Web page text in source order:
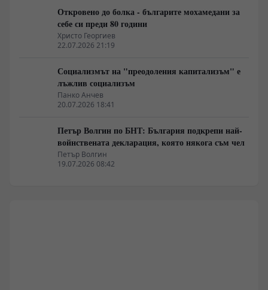
Откровено до болка - българите мохамедани за
себе си преди 80 години
Христо Георгиев
22.07.2026 21:19
Социализмът на "преодоления капитализъм" е
лъжлив социализъм
Панко Анчев
20.07.2026 18:41
Петър Волгин по БНТ: България подкрепи най-
войнствената декларация, която някога съм чел
Петър Волгин
19.07.2026 08:42